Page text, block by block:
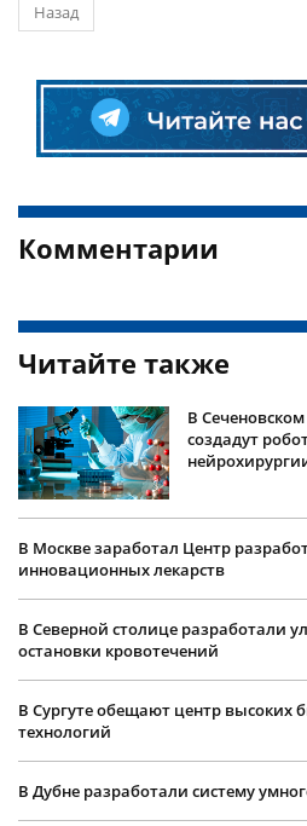
Назад
Комментарии
Читайте также
В
создадут
В Москве заработал Центр
инновационных лекарств
В Северной столице разработали
остановки кровотечений
В Сургуте обещают центр высоких
технологий
В Дубне разработали систему